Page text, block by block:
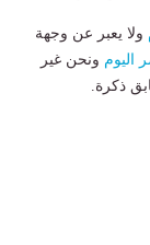
ولا يعبر عن وجهة
اليوم ونحن غير
ذكرة.